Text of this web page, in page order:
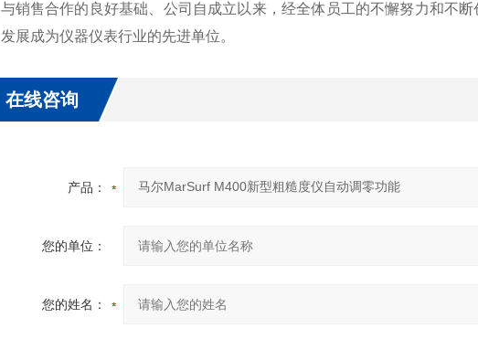
与销售合作的良好基础、公司自成立以来，经全体员工的不懈努力和不
发展成为仪器仪表行业的先进单位。
在线咨询
产品：
您的单位：
您的姓名：